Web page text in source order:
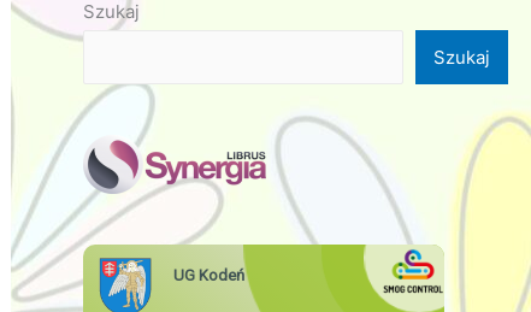
Szukaj
Szukaj